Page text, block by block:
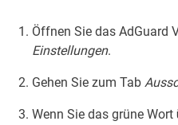
Öffnen Sie das AdGuard
Einstellungen.
Gehen Sie zum Tab
Wenn Sie das grüne Wort